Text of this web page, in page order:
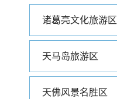
诸葛亮文化旅游区
天马岛旅游区
天佛风景名胜区